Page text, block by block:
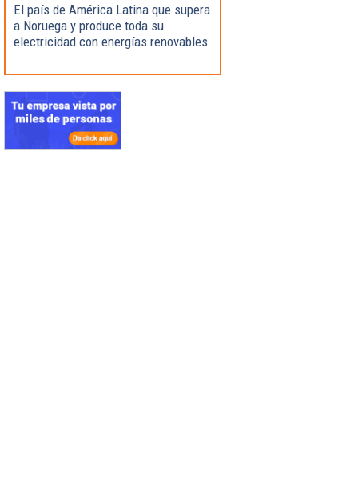
El país de América Latina que supera
a Noruega y produce toda su
electricidad con energías renovables